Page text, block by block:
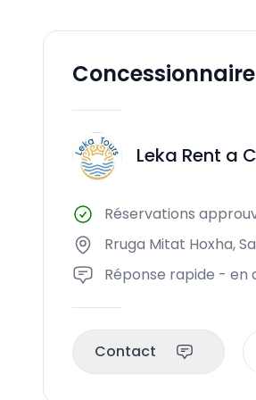
Concessionnaire
LR Leka Rent a
Réservations
Rruga Mitat Hoxha,
Réponse rapide - en
Contact